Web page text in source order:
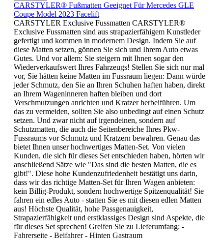
CARSTYLER® Fußmatten Geeignet Für Mercedes GLE
Coupe Model 2023 Facelift
CARSTYLER Exclusive Fussmatten CARSTYLER®
Exclusive Fussmatten sind aus strapazierfähigem Kunstleder
gefertigt und kommen in modernem Design. Indem Sie auf
diese Matten setzen, gönnen Sie sich und Ihrem Auto etwas
Gutes. Und vor allem: Sie steigern mit Ihnen sogar den
Wiederverkaufswert Ihres Fahrzeugs! Stellen Sie sich nur mal
vor, Sie hätten keine Matten im Fussraum liegen: Dann würde
jeder Schmutz, den Sie an Ihren Schuhen haften haben, direkt
an Ihrem Wageninneren haften bleiben und dort
Verschmutzungen anrichten und Kratzer herbeiführen. Um
das zu vermeiden, sollten Sie also unbedingt auf einen Schutz
setzen. Und zwar nicht auf irgendeinen, sondern auf
Schutzmatten, die auch die Seitenbereiche Ihres Pkw-
Fussraums vor Schmutz und Kratzern bewahren. Genau das
bietet Ihnen unser hochwertiges Matten-Set. Von vielen
Kunden, die sich für dieses Set entschieden haben, hörten wir
anschließend Sätze wie "Das sind die besten Matten, die es
gibt!". Diese hohe Kundenzufriedenheit bestätigt uns darin,
dass wir das richtige Matten-Set für Ihren Wagen anbieten:
kein Billig-Produkt, sondern hochwertige Spitzenqualität! Sie
fahren ein edles Auto - statten Sie es mit diesen edlen Matten
aus! Höchste Qualität, hohe Passgenauigkeit,
Strapazierfähigkeit und erstklassiges Design sind Aspekte, die
für dieses Set sprechen! Greifen Sie zu Lieferumfang: -
Fahrerseite - Beifahrer - Hinten Gastraum